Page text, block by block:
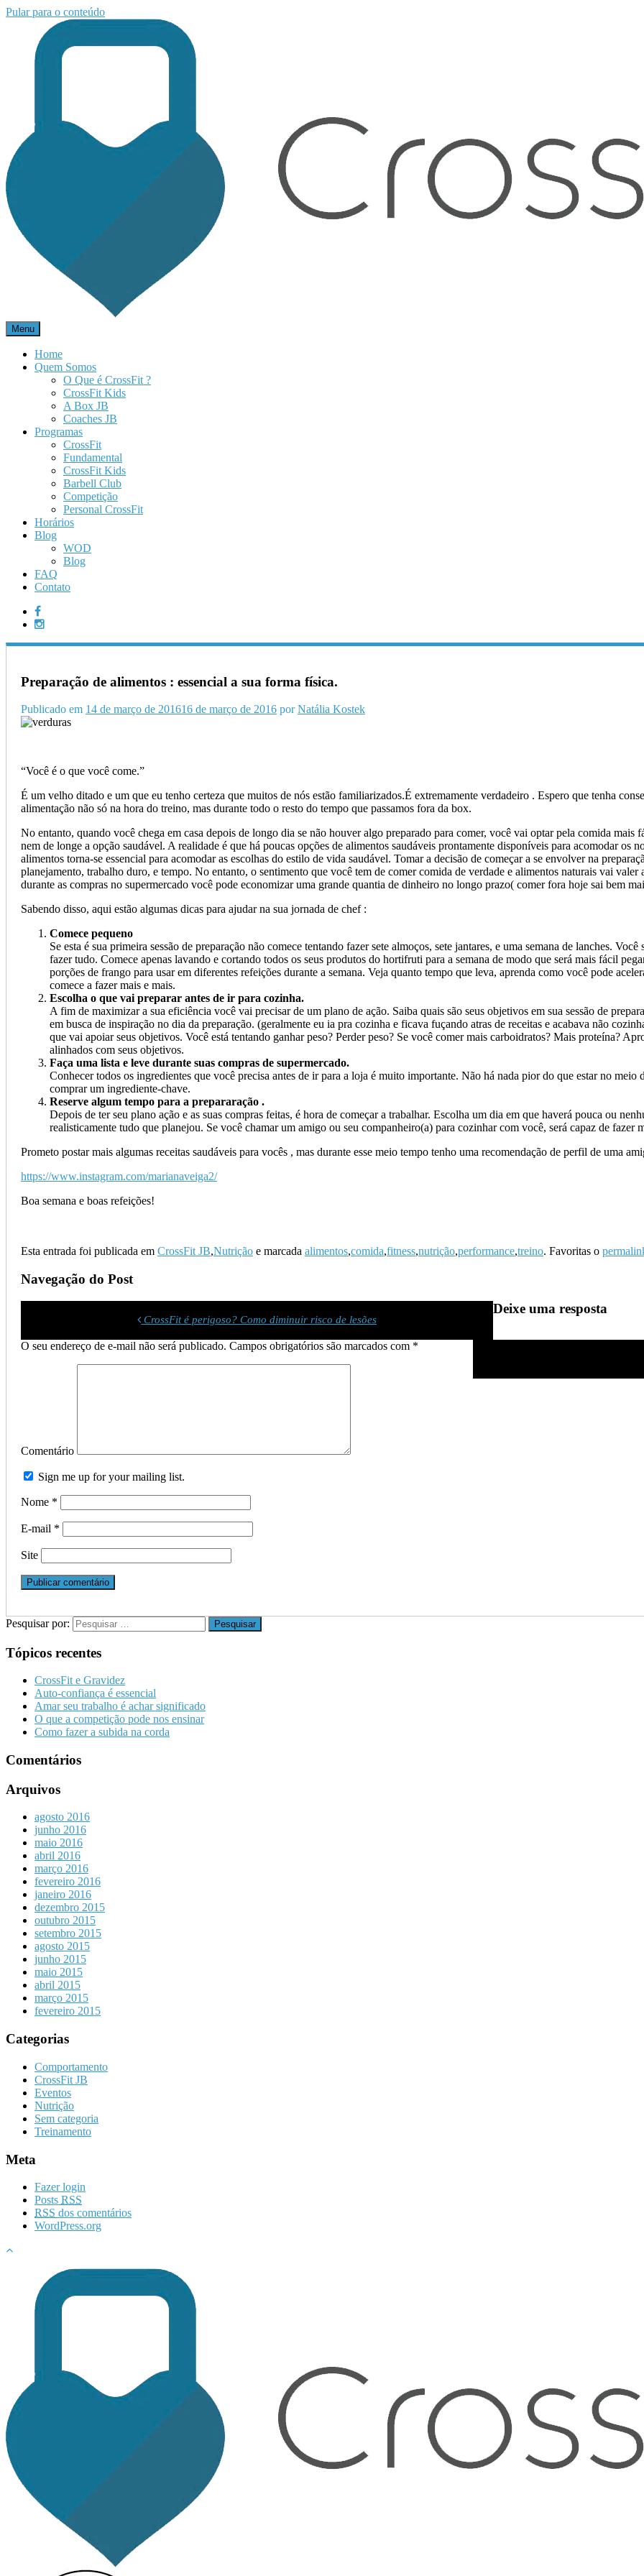
Pular para o conteúdo
Menu
Home
Quem Somos
O Que é CrossFit ?
CrossFit Kids
A Box JB
Coaches JB
Programas
CrossFit
Fundamental
CrossFit Kids
Barbell Club
Competição
Personal CrossFit
Horários
Blog
WOD
Blog
FAQ
Contato
Preparação de alimentos : essencial a sua forma física.
Publicado em 14 de março de 201616 de março de 2016 porNatália Kostek
“Você é o que você come.”
É um velho ditado e um que eu tenho certeza que muitos de nós estão familiarizados.É extremamente verdadeiro . Espero que tenha
alimentação não só na hora do treino, mas durante todo o resto do tempo que passamos fora da box.
No entanto, quando você chega em casa depois de longo dia se não houver algo preparado para comer, você vai optar pela comida mais
nem de longe a opção saudável. A realidade é que há poucas opções de alimentos saudáveis ​​prontamente disponíveis para acomodar os
alimentos torna-se essencial para acomodar as escolhas do estilo de vida saudável. Tomar a decisão de começar a se envolver na
planejamento, trabalho duro, e tempo. No entanto, o sentimento que você tem de comer comida de verdade e alimentos naturais vai valer
durante as compras no supermercado você pode economizar uma grande quantia de dinheiro no longo prazo( comer fora hoje sai bem
Sabendo disso, aqui estão algumas dicas para ajudar na sua jornada de chef :
Comece pequeno
Se esta é sua primeira sessão de preparação não comece tentando fazer sete almoços, sete jantares, e uma semana de lanches.
fazer tudo. Comece apenas lavando e cortando todos os seus produtos do hortifruti para a semana de modo que será mais fácil
porções de frango para usar em diferentes refeições durante a semana. Veja quanto tempo que leva, aprenda como você pode
comece a fazer mais e mais.
Escolha o que vai preparar antes de ir para cozinha.
A fim de maximizar a sua eficiência você vai precisar de um plano de ação. Saiba quais são seus objetivos em sua sessão de
em busca de inspiração no dia da preparação. (geralmente eu ia pra cozinha e ficava fuçando atras de receitas e acabava não
que vai apoiar seus objetivos. Você está tentando ganhar peso? Perder peso? Se você comer mais carboidratos? Mais proteína?
alinhados com seus objetivos.
Faça uma lista e leve durante suas compras de supermercado.
Conhecer todos os ingredientes que você precisa antes de ir para a loja é muito importante. Não há nada pior do que estar no meio
comprar um ingrediente-chave.
Reserve algum tempo para a prepararação .
Depois de ter seu plano ação e as suas compras feitas, é hora de começar a trabalhar. Escolha um dia em que haverá pouca ou
realisticamente tudo que planejou. Se você chamar um amigo ou seu companheiro(a) para cozinhar com você, será capaz de fazer
Prometo postar mais algumas receitas saudáveis para vocês , mas durante esse meio tempo tenho uma recomendação de perfil de uma
https://www.instagram.com/marianaveiga2/
Boa semana e boas refeições!
Esta entrada foi publicada em CrossFit JB,Nutrição e marcada alimentos,comida,fitness,nutrição,performance,treino. Favoritas o
Navegação do Post
CrossFit é perigoso? Como diminuir risco de lesões
Deixe uma resposta
O seu endereço de e-mail não será publicado. Campos obrigatórios são marcados com *
Comentário
Sign me up for your mailing list.
Nome *
E-mail *
Site
Pesquisar por:
Tópicos recentes
CrossFit e Gravidez
Auto-confiança é essencial
Amar seu trabalho é achar significado
O que a competição pode nos ensinar
Como fazer a subida na corda
Comentários
Arquivos
agosto 2016
junho 2016
maio 2016
abril 2016
março 2016
fevereiro 2016
janeiro 2016
dezembro 2015
outubro 2015
setembro 2015
agosto 2015
junho 2015
maio 2015
abril 2015
março 2015
fevereiro 2015
Categorias
Comportamento
CrossFit JB
Eventos
Nutrição
Sem categoria
Treinamento
Meta
Fazer login
Posts RSS
RSS dos comentários
WordPress.org